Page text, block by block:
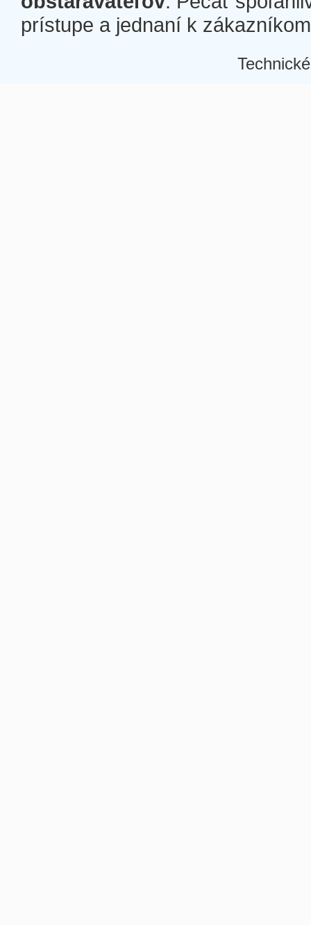
prístupe a jednaní k